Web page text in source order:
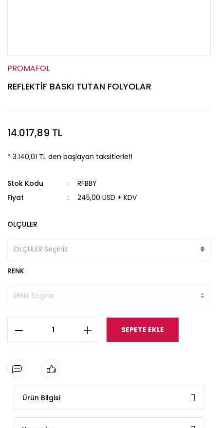
PROMAFOL
REFLEKTİF BASKI TUTAN FOLYOLAR
14.017,89 TL
* 3.140,01 TL den başlayan taksitlerle!!
Stok Kodu
RFBBY
Fiyat
245,00 USD + KDV
ÖLÇÜLER
RENK
SEPETE EKLE
Ürün Bilgisi